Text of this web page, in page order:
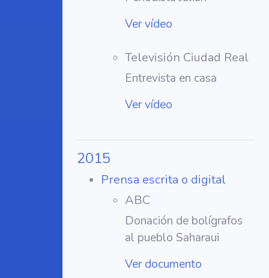
Ver vídeo
Televisión Ciudad Real
Entrevista en casa
Ver vídeo
2015
Prensa escrita o digital
ABC
Donación de bolígrafos
al pueblo Saharaui
Ver documento